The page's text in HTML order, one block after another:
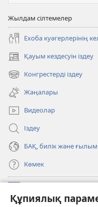
Құпиялық
Жылдам сілтемелер
Ехоба куәгерлерінің
Қауым кездесуін іздеу
(жаңа
терезе
ашылуда)
Конгрестерді іздеу
(жаңа
терезе
ашылуда)
Жаңалары
Видеолар
Іздеу
БАҚ, билік және ғылым
Көмек
(жаңа
терезе